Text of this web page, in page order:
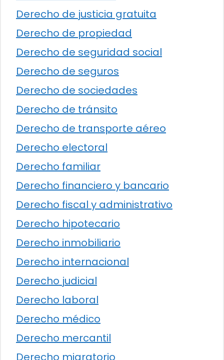
Derecho de justicia gratuita
Derecho de propiedad
Derecho de seguridad social
Derecho de seguros
Derecho de sociedades
Derecho de tránsito
Derecho de transporte aéreo
Derecho electoral
Derecho familiar
Derecho financiero y bancario
Derecho fiscal y administrativo
Derecho hipotecario
Derecho inmobiliario
Derecho internacional
Derecho judicial
Derecho laboral
Derecho médico
Derecho mercantil
Derecho migratorio